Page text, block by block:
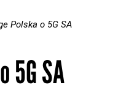
Polska o 5G SA
5G SA